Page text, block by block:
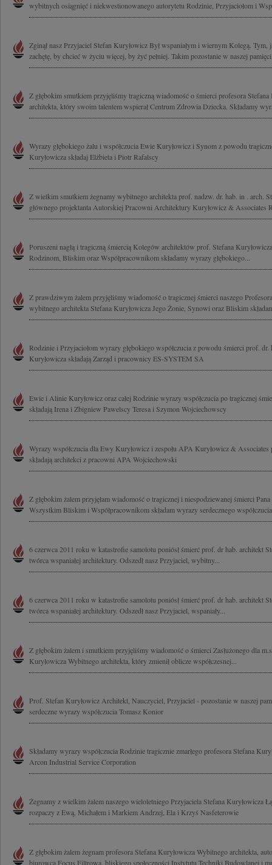
wybitnych osiągnięć i niekwestionowanego autorytetu Rodzinie, Przyjaciołom i
Zginął nasz Przyjaciel Stefan Kuryłowicz Był wspaniałym i wiernym Kolegą. Tym,
zachętę, by chcieć w życiu więcej, by żyć pełniej. Takim pozostanie w naszej
Z głębokim smutkiem przyjęliśmy tragiczną wiadomość o śmierci profesora
architekta, który swoim talentem wspierał Centrum Zdrowia Dziecka. Składamy
Wyrazy głębokiego żalu i współczucia Ewie Kuryłowicz i Synom z powodu
Kuryłowicza składaj Elżbieta i Piotr Rafalscy
Z wielkim smutkiem żegnamy wybitnego architekta prof. nadzw. dr. hab. in . arch.
głównego projektanta Autorskiej Pracowni Architektury Kuryłowicz & Associates
Poruszeni nagłą i tragiczną śmiercią Kolegów architektów prof. Stefana
Rodzinom, Bliskim oraz Współpracownikom składamy wyrazy głębokiego...
Z prawdziwym żalem przyjęliśmy wiadomość o tragicznej śmierci naszego
wybitnego architekta Stefana Kuryłowicza Jego Żonie, Synowi oraz Bliskim
Rodzinie i Przyjaciołom wyrazy głębokiego współczucia z powodu śmierci prof. dr.
Kuryłowicza składają Zarząd i pracownicy ES-SYSTEM SA
Ewie i Alinie Kuryłowicz oraz całej Rodzinie wyrazy współczucia po tragicznej
składają Irena i Zbigniew Pawelscy Teresa i Szymon Wojciechowscy
Wyrazy współczucia dla Ewy Kuryłowicz i zespołu APA Kuryłowicz & Associates
składają architekci z pracowni APA Wojciechowski
Z głębokim żalem przyjęłam wiadomość o tragicznej i niespodziewanej śmierci
Wszystkim Bliskim i Współpracownikom składam wyrazy serdecznego
6 czerwca 2011 roku w katastrofie samolotu poniósł śmierć prof. dr hab. architekt
twórca wspaniałej architektury. Odszedł nasz Przyjaciel, wybitny...
6 czerwca 2011 roku w katastrofie samolotu poniósł śmierć prof. dr hab. architekt
twórca wspaniałej architektury. Odszedł nasz Przyjaciel, wspaniały...
Z głębokim żalem i smutkiem przyjęliśmy wiadomość o śmierci Zasłużonego dla
Kuryłowicza Wybitnego architekta, który zmienił oblicze współczesnej...
Prof. Stefan Kuryłowicz Architekt, Nauczyciel, Przyjaciel - pozostanie w naszej
serdeczne wyrazy współczucia Tomasz Konior
Składamy wyrazy współczucia Rodzinie tragicznie zmarłego profesora Stefana
Arcon Industrial Service Corporation
Żegnamy z wielkim żalem naszego wieloletniego Przyjaciela Stefana Kuryłowicza
rozpaczy z Ewą, Michałem i Markiem Andrzej, Ela i Krzyś Nasfeterowie
Z głębokim żalem żegnam profesora Stefana Kuryłowicza Wybitnego architekta,
biurowca Focus Filtrowa, bliskiego społeczności Instytutu Techniki Budowlanej i